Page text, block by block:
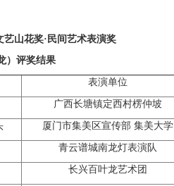
山花奖·民间艺术表演奖
）评奖结果
表演单位
广西长塘镇定西村楞仲坡
厦门市集美区宣传部 集美大学
青云谱城南龙灯表演队
长兴百叶龙艺术团